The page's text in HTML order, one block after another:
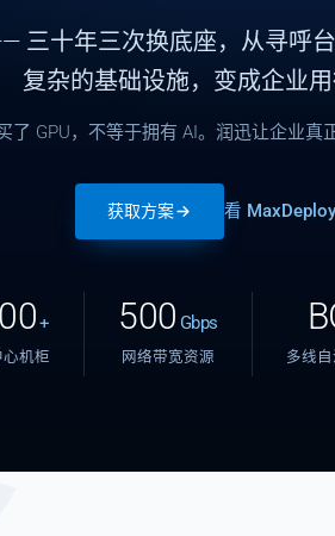
三十年三次换底座，从寻呼
复杂的基础设施，变成企业用
了 GPU，不等于拥有 AI。润迅让企业真
获取方案 看
+
机柜
500 Gbps
网络带宽资源 多线